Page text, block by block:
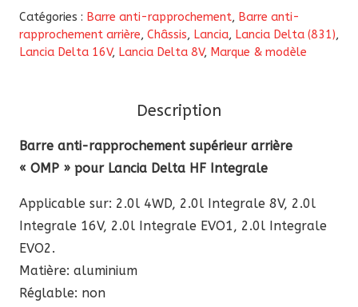
Barre
anti-
rapprochement
pour
Lancia
HF
Integrale
Catégories : Barre anti-rapprochement, Barre anti-
rapprochement arrière, Châssis, Lancia, Lancia Delta (831),
Lancia Delta 16V, Lancia Delta 8V, Marque & modèle
Description
Barre anti-rapprochement supérieur arrière
« OMP » pour Lancia Delta HF Integrale
Applicable sur: 2.0l 4WD, 2.0l Integrale 8V, 2.0l
Integrale 16V, 2.0l Integrale EVO1, 2.0l Integrale
EVO2.
Matière: aluminium
Réglable: non